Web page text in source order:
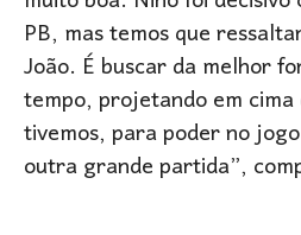
PB, mas temos que
João. É buscar da melhor
tempo, projetando em
tivemos, para poder no
outra grande partida”,